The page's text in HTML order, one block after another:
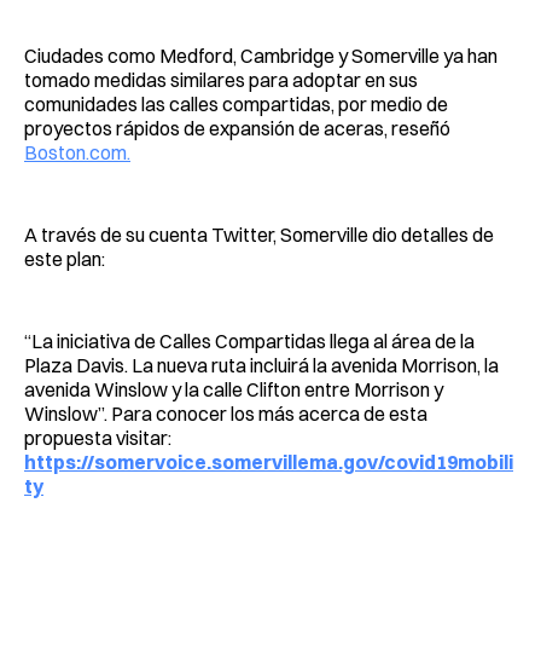
Ciudades como Medford, Cambridge y Somerville ya han
tomado medidas similares para adoptar en sus
comunidades las calles compartidas, por medio de
proyectos rápidos de expansión de aceras, reseñó
Boston.com.
A través de su cuenta Twitter, Somerville dio detalles de
este plan:
“La iniciativa de Calles Compartidas llega al área de la
Plaza Davis. La nueva ruta incluirá la avenida Morrison, la
avenida Winslow y la calle Clifton entre Morrison y
Winslow”. Para conocer los más acerca de esta
propuesta visitar:
https://somervoice.somervillema.gov/covid19mobili
ty